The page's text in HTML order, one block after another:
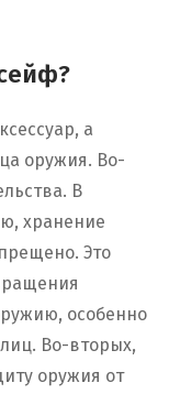
а
оружия. Во-
В
хранение
Это
особенно
Во-вторых,
оружия от